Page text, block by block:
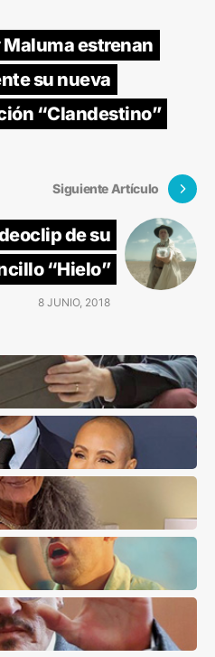
Maluma estrenan
su nueva
“Clandestino”
Siguiente Artículo
de su
“Hielo”
8 JUNIO, 2018